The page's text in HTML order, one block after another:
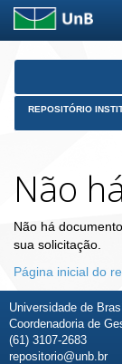
Skip
REPOSITÓRIO
Não
Não há
sua solicitação.
Página inicial do
Universidade de
Coordenadoria de
(61) 3107-2683
repositorio@unb.br